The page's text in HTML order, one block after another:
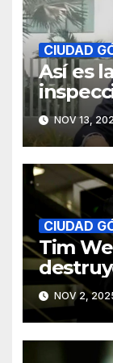
CIUDAD
Así es
de
Bogotá
NOV 13,
CIUDAD
Tim
NOV 2,